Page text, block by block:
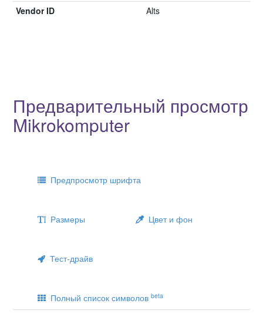
Vendor ID
Alts
Предварительный просмотр
Mikrokomputer
Предпросмотр шрифта
Размеры Цвет и фон
Тест-драйв
Полный список символов beta